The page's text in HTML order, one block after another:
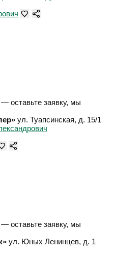
оставьте заявку, мы
ул. Туапсинская, д. 15/1
оставьте заявку, мы
ул. Юных Ленинцев, д. 1